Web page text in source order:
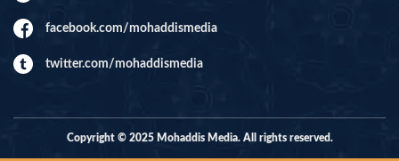
facebook.com/mohaddismedia
twitter.com/mohaddismedia
Copyright © 2025 Mohaddis Media. All rights reserved.